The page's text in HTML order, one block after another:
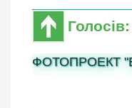
ФОТОПРОЕКТ